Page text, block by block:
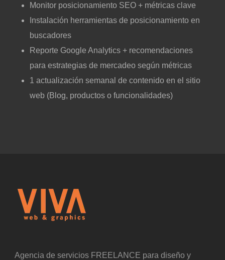
Monitor posicionamiento SEO + métricas clave
Instalación herramientas de posicionamiento en
buscadores
Reporte Google Analytics + recomendaciones
para estrategias de mercadeo según métricas
1 actualización semanal de contenido en el sitio
web (Blog, productos o funcionalidades)
Agencia de servicios FREELANCE para diseño y